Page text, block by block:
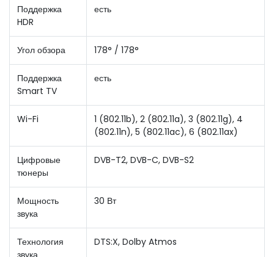
Поддержка
HDR
есть
Угол обзора 178° / 178°
Поддержка
Smart TV
есть
Wi-Fi
1 (802.11b), 2 (802.11a), 3 (802.11g), 4
(802.11n), 5 (802.11ac), 6 (802.11ax)
Цифровые
тюнеры
DVB-T2, DVB-C, DVB-S2
Мощность
звука
30 Вт
Технология
звука
DTS:X, Dolby Atmos